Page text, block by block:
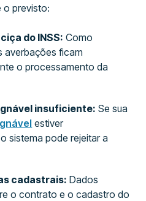
o previsto:
do INSS: Como
averbações ficam
o processamento da
insuficiente: Se sua
estiver
sistema pode rejeitar a
cadastrais: Dados
o contrato e o cadastro do